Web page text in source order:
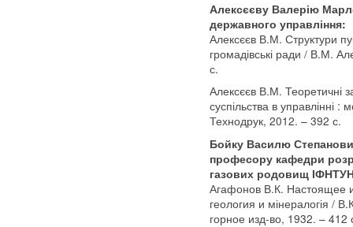
Алексєєву Валерію
державного управління:
Алексєєв В.М. Структури
громадівські ради / В.М.
с.
Алексєєв В.М. Теоретичні
суспільства в управлінні
Технодрук, 2012. – 392 с.
Бойку Василю
професору кафедри
газових родовищ
Агафонов В.К. Настоящее
геология и мінералогія /
горное изд-во, 1932. – 412